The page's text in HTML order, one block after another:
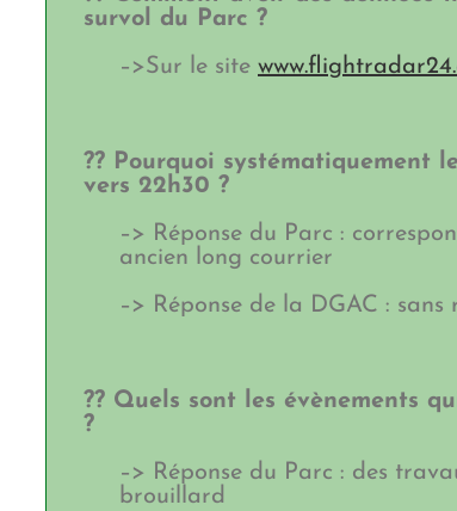
survol du Parc ?
–>Sur le site
?? Pourquoi systématiquement
vers 22h30 ?
–> Réponse du Parc :
ancien long courrier
–> Réponse de la DGAC :
?? Quels sont les évènements
?
–> Réponse du Parc : des
brouillard